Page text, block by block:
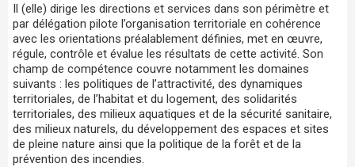
Il (elle) dirige les directions et services dans son périmètre et
par délégation pilote l’organisation territoriale en cohérence
avec les orientations préalablement définies, met en œuvre,
régule, contrôle et évalue les résultats de cette activité. Son
champ de compétence couvre notamment les domaines
suivants : les politiques de l’attractivité, des dynamiques
territoriales, de l’habitat et du logement, des solidarités
territoriales, des milieux aquatiques et de la sécurité sanitaire,
des milieux naturels, du développement des espaces et sites
de pleine nature ainsi que la politique de la forêt et de la
prévention des incendies.